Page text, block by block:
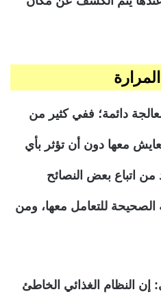
دائمة؛ ففي كثير من
معها دون أن تؤثر بأي
اتباع بعض النصائح
الصحيحة للتعامل معها، ومن
إن النظام الغذائي الخاطئ